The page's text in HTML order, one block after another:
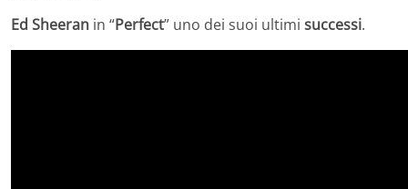
Ed Sheeran in “Perfect” uno dei suoi ultimi successi.